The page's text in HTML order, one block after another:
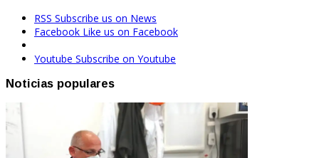
RSS Subscribe us on News
Facebook Like us on Facebook
Youtube Subscribe on Youtube
Noticias populares